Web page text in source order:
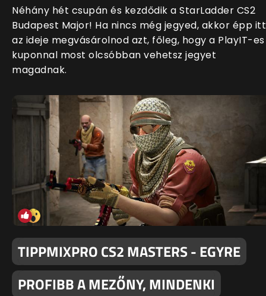
Néhány hét csupán és kezdődik a StarLadder CS2
Budapest Major! Ha nincs még jegyed, akkor épp itt
az ideje megvásárolnod azt, főleg, hogy a PlayIT-es
kuponnal most olcsóbban vehetsz jegyet
magadnak.
TIPPMIXPRO CS2 MASTERS - EGYRE
PROFIBB A MEZŐNY, MINDENKI